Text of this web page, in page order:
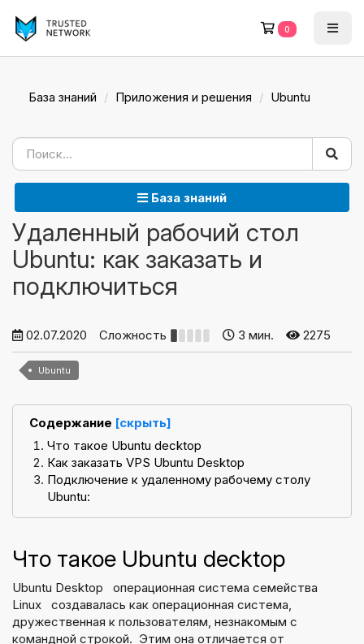
0
База знаний Приложения и решения Ubuntu
База знаний
Удаленный рабочий стол
Ubuntu: как заказать и
подключиться
02.07.2020 Сложность 3 мин. 2275
Ubuntu
Содержание [скрыть]
Что такое Ubuntu decktop
Как заказать VPS Ubuntu Desktop
Подключение к удаленному рабочему столу
Ubuntu:
Что такое Ubuntu decktop
Ubuntu Desktop операционная система семейства
Linux создавалась как операционная система,
дружественная к пользователям, незнакомым с
командной строкой. Этим она отличается от